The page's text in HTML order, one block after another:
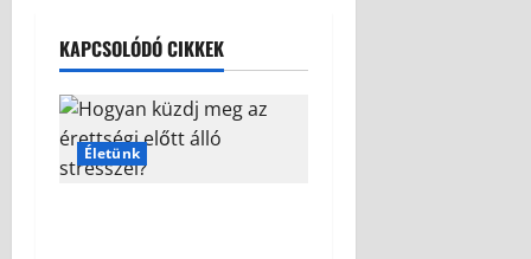
KAPCSOLÓDÓ CIKKEK
Életünk